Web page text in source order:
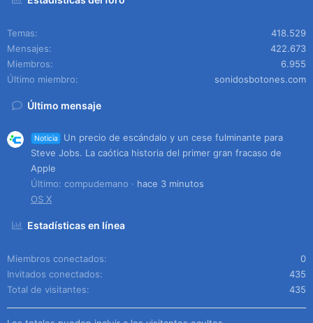
Temas
418.529
Mensajes
422.673
Miembros
6.955
Último miembro
sonidosbotones.com
Último mensaje
Noticia
Un precio de escándalo y un cese fulminante para
Steve Jobs. La caótica historia del primer gran fracaso de
Apple
Último: compudemano
hace 3 minutos
OS X
Estadísticas en línea
Miembros conectados
0
Invitados conectados
435
Total de visitantes
435